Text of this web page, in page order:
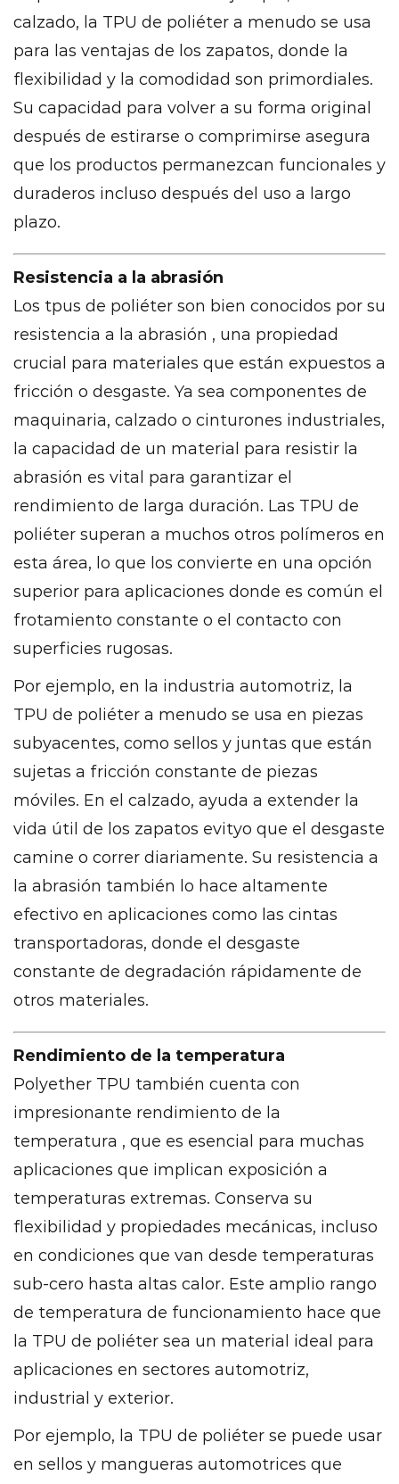
calzado, la TPU de poliéter a menudo se usa
para las ventajas de los zapatos, donde la
flexibilidad y la comodidad son primordiales.
Su capacidad para volver a su forma original
después de estirarse o comprimirse asegura
que los productos permanezcan funcionales y
duraderos incluso después del uso a largo
plazo.
Resistencia a la abrasión
Los tpus de poliéter son bien conocidos por su
resistencia a la abrasión , una propiedad
crucial para materiales que están expuestos a
fricción o desgaste. Ya sea componentes de
maquinaria, calzado o cinturones industriales,
la capacidad de un material para resistir la
abrasión es vital para garantizar el
rendimiento de larga duración. Las TPU de
poliéter superan a muchos otros polímeros en
esta área, lo que los convierte en una opción
superior para aplicaciones donde es común el
frotamiento constante o el contacto con
superficies rugosas.
Por ejemplo, en la industria automotriz, la
TPU de poliéter a menudo se usa en piezas
subyacentes, como sellos y juntas que están
sujetas a fricción constante de piezas
móviles. En el calzado, ayuda a extender la
vida útil de los zapatos evityo que el desgaste
camine o correr diariamente. Su resistencia a
la abrasión también lo hace altamente
efectivo en aplicaciones como las cintas
transportadoras, donde el desgaste
constante de degradación rápidamente de
otros materiales.
Rendimiento de la temperatura
Polyether TPU también cuenta con
impresionante rendimiento de la
temperatura , que es esencial para muchas
aplicaciones que implican exposición a
temperaturas extremas. Conserva su
flexibilidad y propiedades mecánicas, incluso
en condiciones que van desde temperaturas
sub-cero hasta altas calor. Este amplio rango
de temperatura de funcionamiento hace que
la TPU de poliéter sea un material ideal para
aplicaciones en sectores automotriz,
industrial y exterior.
Por ejemplo, la TPU de poliéter se puede usar
en sellos y mangueras automotrices que